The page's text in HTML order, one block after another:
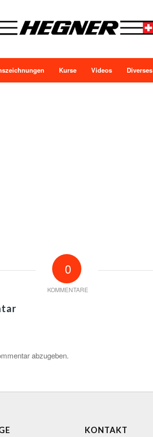
Kurse Videos Diverses
0
KOMMENTARE
abzugeben.
KONTAKT